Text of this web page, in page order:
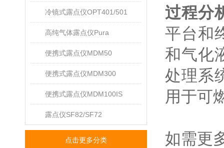
冷镜式露点仪OPT401/501
高纯气体露点仪Pura
便携式露点仪MDM50
便携式露点仪MDM300
便携式露点仪MDM100IS
露点仪SF82/SF72
点击更多分类
过程分
平台和
和气化
处理系
用于可
如需更